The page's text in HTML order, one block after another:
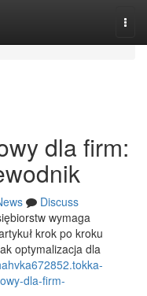
dla firm:
Discuss
wymaga
krok po kroku
optymalizacja dla
dla-firm-